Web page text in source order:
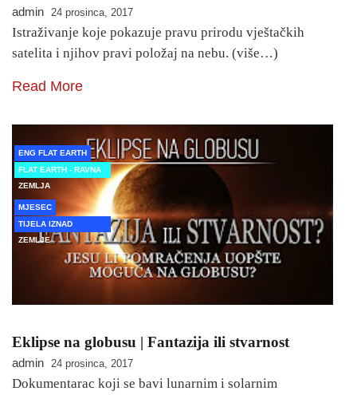
admin 24 prosinca, 2017
Istraživanje koje pokazuje pravu prirodu vještačkih
satelita i njihov pravi položaj na nebu. (više…)
Read More
ENG FLAT EARTH
FLAT EARTH - RAVNA
ZEMLJA
MJESEC
TIJELA IZNAD
ZEMLJE
Eklipse na globusu | Fantazija ili stvarnost
admin 24 prosinca, 2017
Dokumentarac koji se bavi lunarnim i solarnim